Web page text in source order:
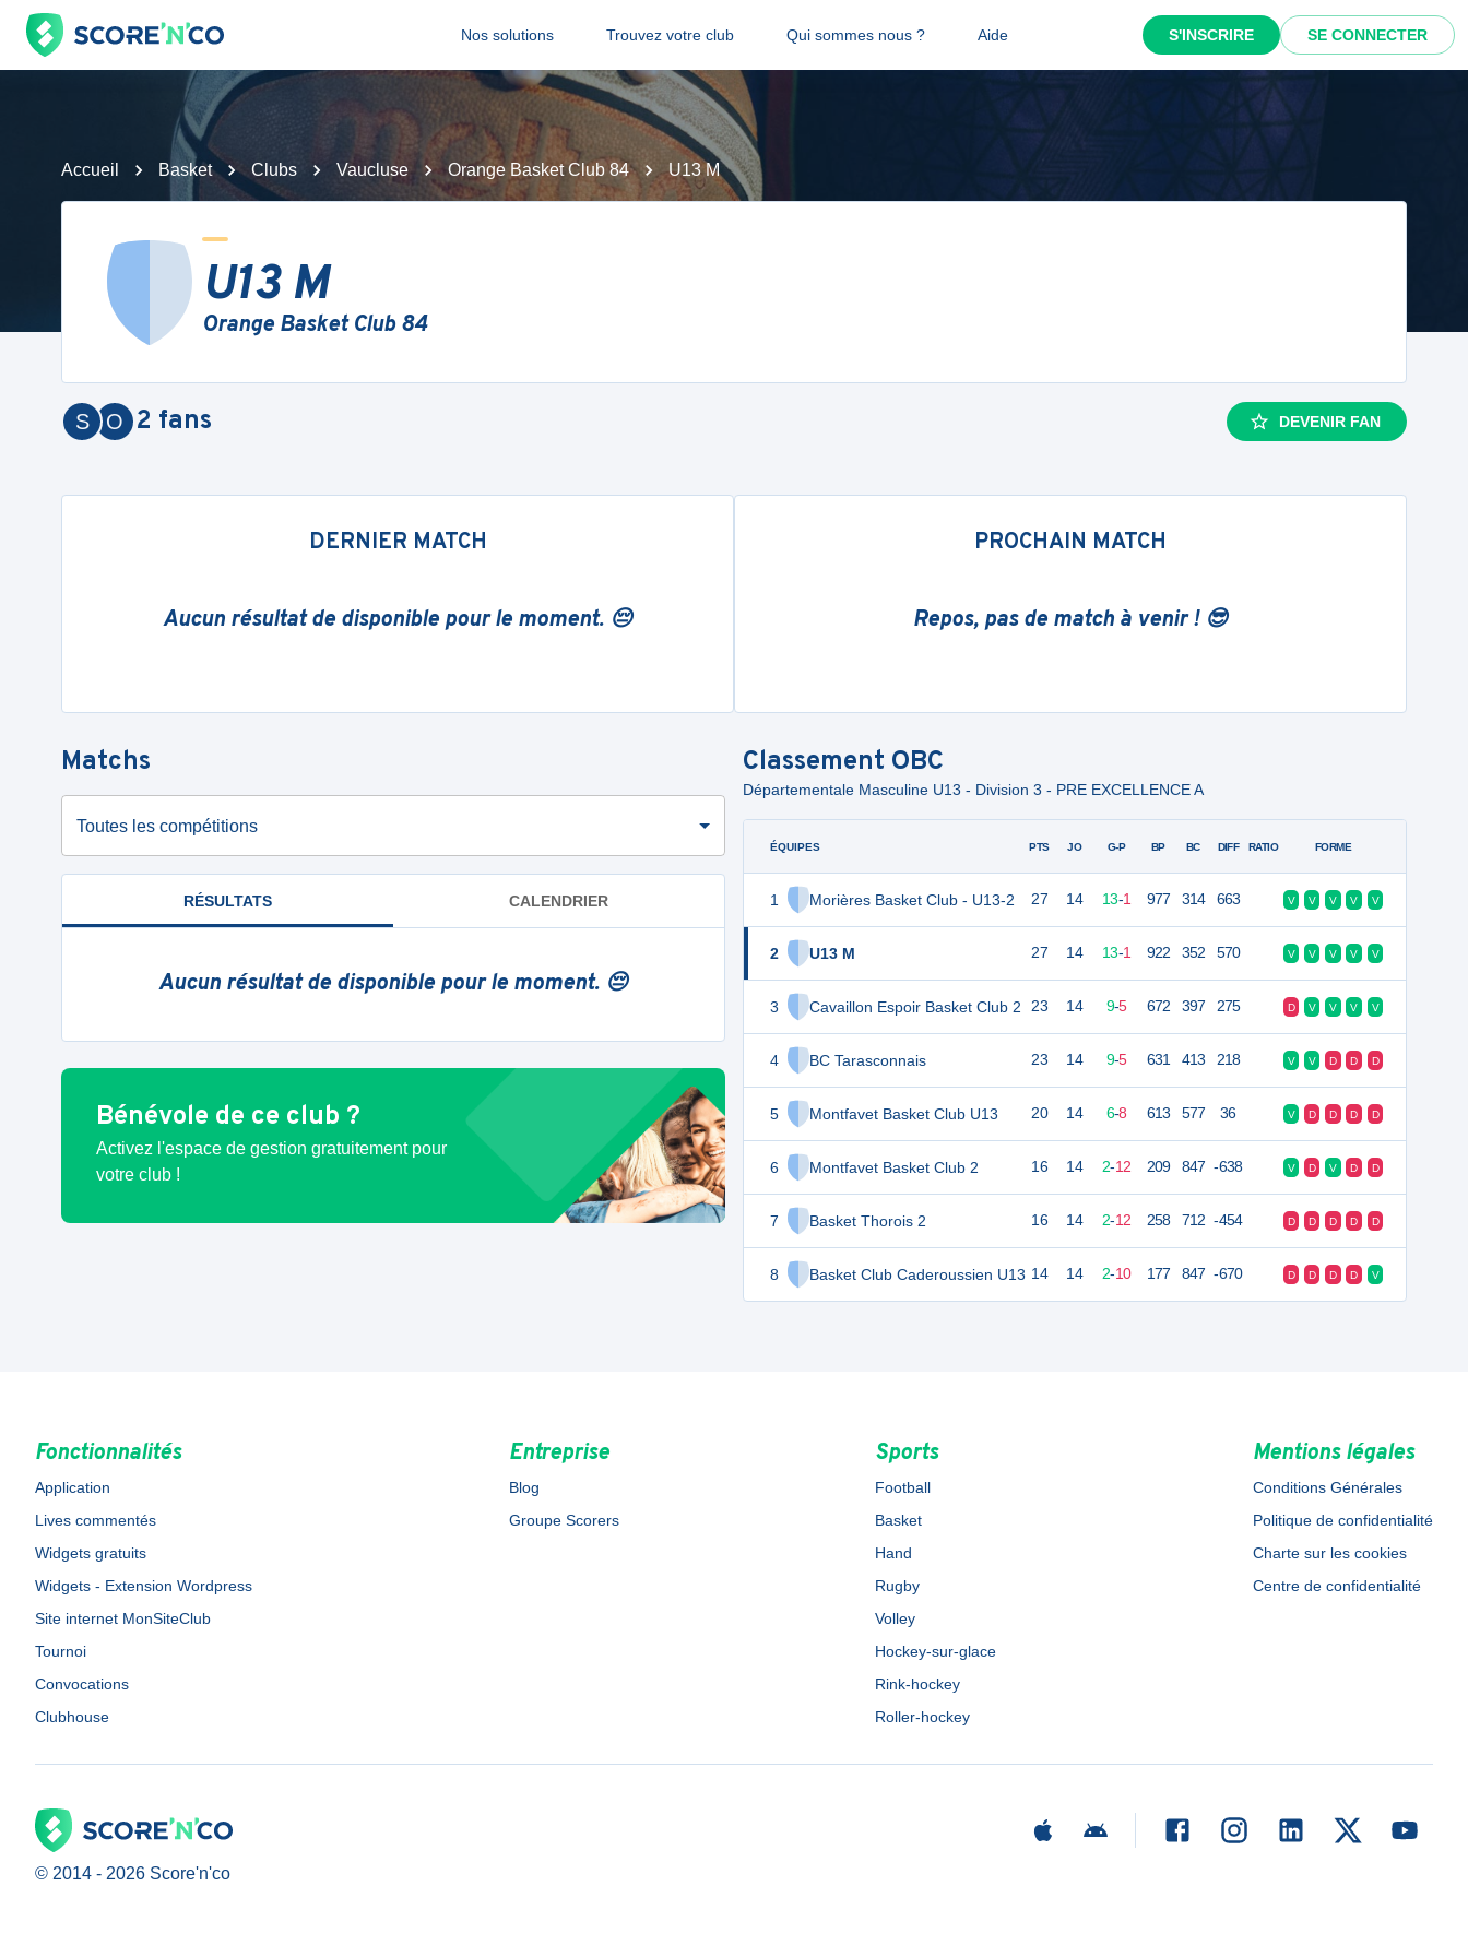
Nos solutions Trouvez votre club Qui sommes nous ? Aide S'INSCRIRE SE CONNECTER
Accueil Basket Clubs Vaucluse Orange Basket Club 84 U13 M
U13 M
Orange Basket Club 84
O
S 2 fans DEVENIR FAN
DERNIER MATCH
Aucun résultat de disponible pour le moment. 😔
PROCHAIN MATCH
Repos, pas de match à venir ! 😎
Matchs
Toutes les compétitions
RÉSULTATS CALENDRIER
Aucun résultat de disponible pour le moment. 😔
Bénévole de ce club ?
Activez l'espace de gestion gratuitement pour
votre club !
Classement OBC
Départementale Masculine U13 - Division 3 - PRE EXCELLENCE A
ÉQUIPES
1 Morières Basket Club - U13-2
2 U13 M
3 Cavaillon Espoir Basket Club 2
4 BC Tarasconnais
5 Montfavet Basket Club U13
6 Montfavet Basket Club 2
7 Basket Thorois 2
8 Basket Club Caderoussien U13
PTS JO G-P BP BC DIFF RATIO FORME
27 14 13-1 977 314 663 V V V V V
27 14 13-1 922 352 570 V V V V V
23 14 9-5 672 397 275 D V V V V
23 14 9-5 631 413 218 V V D D D
20 14 6-8 613 577 36 V D D D D
16 14 2-12 209 847 -638 V D V D D
16 14 2-12 258 712 -454 D D D D D
14 14 2-10 177 847 -670 D D D D V
Fonctionnalités
Application
Lives commentés
Widgets gratuits
Widgets - Extension Wordpress
Site internet MonSiteClub
Tournoi
Convocations
Clubhouse
Entreprise
Blog
Groupe Scorers
Sports
Football
Basket
Hand
Rugby
Volley
Hockey-sur-glace
Rink-hockey
Roller-hockey
Mentions légales
Conditions Générales
Politique de confidentialité
Charte sur les cookies
Centre de confidentialité
© 2014 - 2026 Score'n'co